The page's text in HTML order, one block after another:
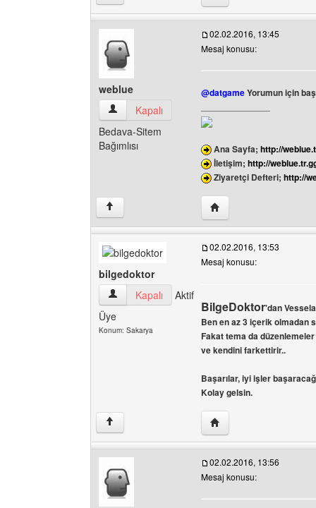
weblue
weblue Kullanıcının profilini görüntüle
Kapalı
Bedava-Sitem
Bağımlısı
02.02.2016, 13:45
Mesaj konusu:
@datgameYorumun için
Ana Sayfa; http://
İletişim; http://
Ziyaretçi Defteri; http://
↑ Yazarın web sitesini
bilgedoktor
bilgedoktor Kullanıcının profilini görüntüle
Kapalı
Aktif
Üye
Konum: Sakarya
02.02.2016, 13:53
Mesaj konusu:
BilgeDoktor'dan
Ben en az 3 içerik olmadan
Fakat tema da
ve kendini farkettirir..
Başarılar, iyi işler
Kolay gelsin.
↑ Yazarın web sitesini
02.02.2016, 13:56
Mesaj konusu: